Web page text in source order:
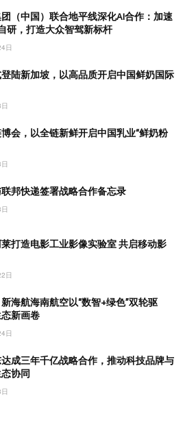
（中国）联合地平线深化AI合作：加速
研，打造大众智驾新标杆
日
陆新加坡，以高品质开启中国鲜奶国际
会，以全链新鲜开启中国乳业“鲜奶粉
邦快递签署战略合作备忘录
打造电影工业影像实验室 共启移动影
日
海航海南航空以“数智+绿色”双轮驱
新画卷
日
成三年千亿战略合作，推动科技品牌与
协同